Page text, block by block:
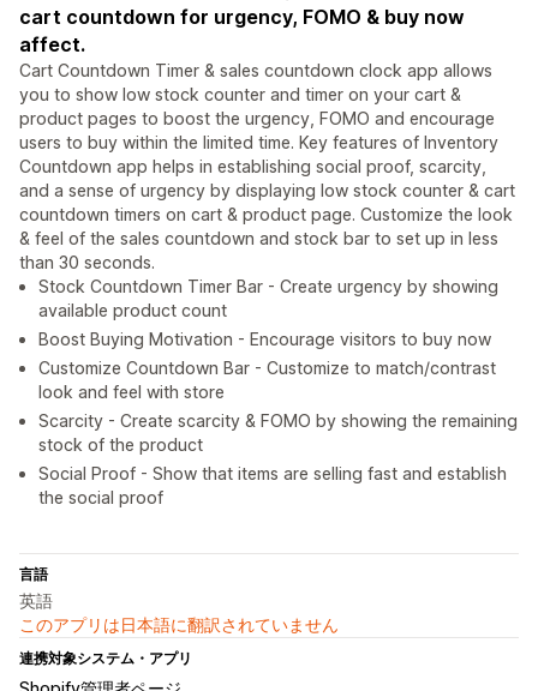
cart countdown for urgency, FOMO & buy now
affect.
Cart Countdown Timer & sales countdown clock app allows
you to show low stock counter and timer on your cart &
product pages to boost the urgency, FOMO and encourage
users to buy within the limited time. Key features of Inventory
Countdown app helps in establishing social proof, scarcity,
and a sense of urgency by displaying low stock counter & cart
countdown timers on cart & product page. Customize the look
& feel of the sales countdown and stock bar to set up in less
than 30 seconds.
Stock Countdown Timer Bar - Create urgency by showing
available product count
Boost Buying Motivation - Encourage visitors to buy now
Customize Countdown Bar - Customize to match/contrast
look and feel with store
Scarcity - Create scarcity & FOMO by showing the remaining
stock of the product
Social Proof - Show that items are selling fast and establish
the social proof
言語
英語
このアプリは日本語に翻訳されていません
連携対象システム・アプリ